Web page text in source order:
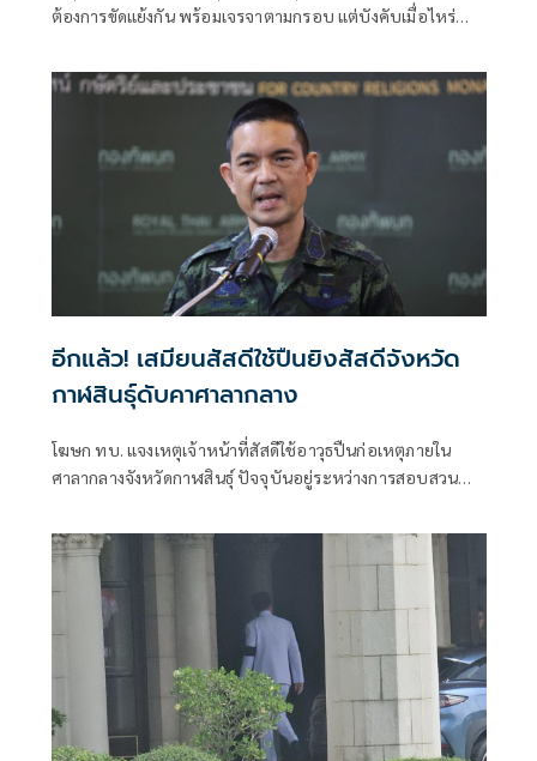
ต้องการขัดแย้งกัน พร้อมเจรจาตามกรอบ แต่บังคับเมื่อไหร่
ตาย
อีกแล้ว! เสมียนสัสดีใช้ปืนยิงสัสดีจังหวัด
กาฬสินธุ์ดับคาศาลากลาง
โฆษก ทบ. แจงเหตุเจ้าหน้าที่สัสดีใช้อาวุธปืนก่อเหตุภายใน
ศาลากลางจังหวัดกาฬสินธุ์ ปัจจุบันอยู่ระหว่างการสอบสวน